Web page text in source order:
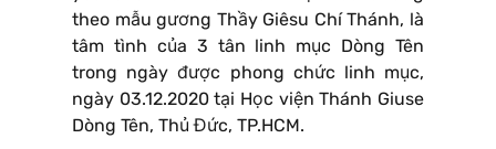
theo mẫu gương Thầy Giêsu Chí Thánh, là
tâm tình của 3 tân linh mục Dòng Tên
trong ngày được phong chức linh mục,
ngày 03.12.2020 tại Học viện Thánh Giuse
Dòng Tên, Thủ Đức, TP.HCM.